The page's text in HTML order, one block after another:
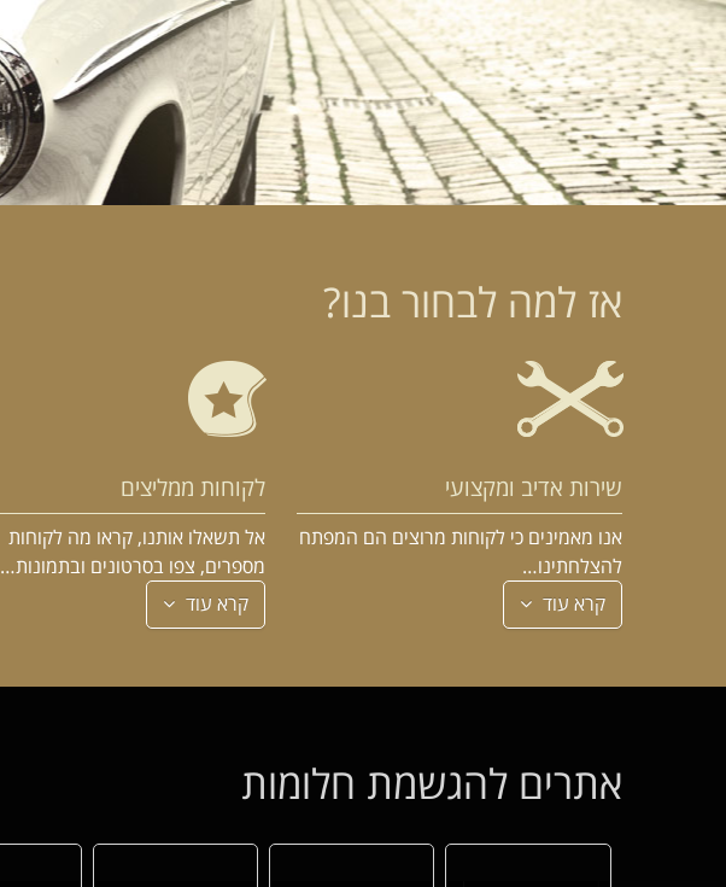
אז למה לבחור בנו?
שירות אדיב ומקצועי
אנו מאמינים כי לקוחות מרוצים הם המפתח
להצלחתינו…
קרא עוד
לקוחות ממליצים
אל תשאלו אותנו, קראו מה לקוחות
מספרים, צפו בסרטונים ובתמונות…
קרא עוד
אתרים להגשמת חלומות